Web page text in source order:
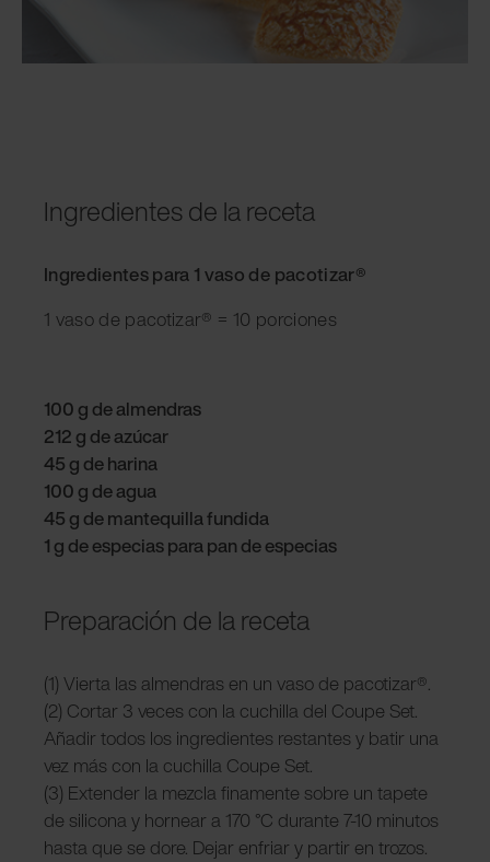
Ingredientes de la receta
Ingredientes para 1 vaso de pacotizar®
1 vaso de pacotizar® = 10 porciones
100 g de almendras
212 g de azúcar
45 g de harina
100 g de agua
45 g de mantequilla fundida
1 g de especias para pan de especias
Preparación de la receta
(1) Vierta las almendras en un vaso de pacotizar®.
(2) Cortar 3 veces con la cuchilla del Coupe Set.
Añadir todos los ingredientes restantes y batir una
vez más con la cuchilla Coupe Set.
(3) Extender la mezcla finamente sobre un tapete
de silicona y hornear a 170 °C durante 7-10 minutos
hasta que se dore. Dejar enfriar y partir en trozos.